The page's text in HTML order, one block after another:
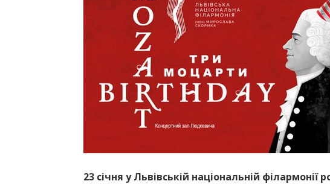
23 січня у Львівській національній